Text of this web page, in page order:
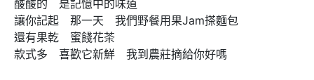
酸酸的　是記憶中的味道
讓你記起　那一天　我們野餐用果Jam搽麵包
還有果乾　蜜餞花茶
款式多　喜歡它新鮮　我到農莊摘給你好嗎